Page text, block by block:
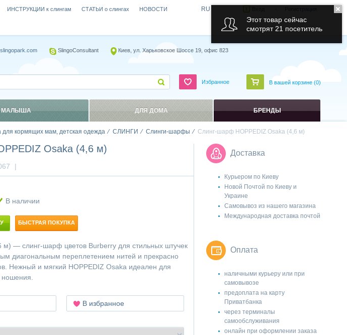
для кормящих мам, детская одежда СЛИНГИ Слинги-шарфы Слинг-шарф HOPPEDIZ Osaka (4,6 м)
Osaka (4,6 м)
|
В наличии
БЫСТРАЯ ПОКУПКА
м) — слинг-шарф цветов Burberry для стильных штучек
диагональным переплетением нитей и прекрасно
Нежный и мягкий HOPPEDIZ Osaka идеален для
В избранное
Доставка
Курьером по Киеву
Новой Почтой по Киеву и
Украине
Самовывоз из нашего магазина
Международная доставка почтой
Оплата
наличными курьеру или при
самовывозе
предоплата на карту
Приватбанка
через терминалы
самообслуживания
онлайн при оформлении заказа
ИНСТРУКЦИИ к слингам СТАТЬИ о слингах НОВОСТИ RU
SlingoConsultant Киев, ул. Харьковское Шоссе 19, офис 823
Избранное В вашей корзине (0)
МАЛЫША ДЛЯ ДОМА БРЕНДЫ
Этот товар сейчас
смотрят 21 посетитель